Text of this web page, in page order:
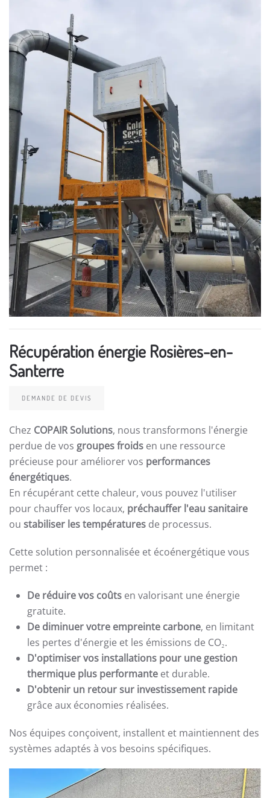
Récupération énergie Rosières-en-
Santerre
DEMANDE DE DEVIS
Chez COPAIR Solutions, nous transformons l'énergie
perdue de vos groupes froids en une ressource
précieuse pour améliorer vos performances
énergétiques.
En récupérant cette chaleur, vous pouvez l'utiliser
pour chauffer vos locaux, préchauffer l'eau sanitaire
ou stabiliser les températures de processus.
Cette solution personnalisée et écoénergétique vous
permet :
De réduire vos coûts en valorisant une énergie
gratuite.
De diminuer votre empreinte carbone, en limitant
les pertes d'énergie et les émissions de CO₂.
D'optimiser vos installations pour une gestion
thermique plus performante et durable.
D'obtenir un retour sur investissement rapide
grâce aux économies réalisées.
Nos équipes conçoivent, installent et maintiennent des
systèmes adaptés à vos besoins spécifiques.